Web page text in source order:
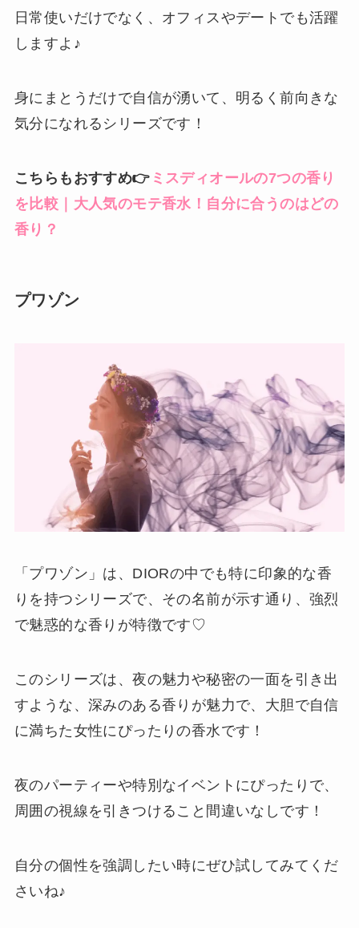
日常使いだけでなく、オフィスやデートでも活躍
しますよ♪
身にまとうだけで自信が湧いて、明るく前向きな
気分になれるシリーズです！
こちらもおすすめ👉 ミスディオールの7つの香り
を比較｜大人気のモテ香水！自分に合うのはどの
香り？
プワゾン
「プワゾン」は、DIORの中でも特に印象的な香
りを持つシリーズで、その名前が示す通り、強烈
で魅惑的な香りが特徴です♡
このシリーズは、夜の魅力や秘密の一面を引き出
すような、深みのある香りが魅力で、大胆で自信
に満ちた女性にぴったりの香水です！
夜のパーティーや特別なイベントにぴったりで、
周囲の視線を引きつけること間違いなしです！
自分の個性を強調したい時にぜひ試してみてくだ
さいね♪